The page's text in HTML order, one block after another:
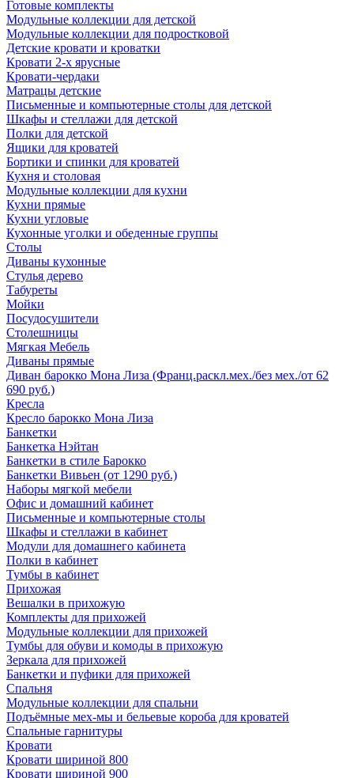
Готовые комплекты
Модульные коллекции для детской
Модульные коллекции для подростковой
Детские кровати и кроватки
Кровати 2-х ярусные
Кровати-чердаки
Матрацы детские
Письменные и компьютерные столы для детской
Шкафы и стеллажи для детской
Полки для детской
Ящики для кроватей
Бортики и спинки для кроватей
Кухня и столовая
Модульные коллекции для кухни
Кухни прямые
Кухни угловые
Кухонные уголки и обеденные группы
Столы
Диваны кухонные
Стулья дерево
Табуреты
Мойки
Посудосушители
Столешницы
Мягкая Мебель
Диваны прямые
Диван барокко Мона Лиза (Франц.раскл.мех./без мех./от 62
690 руб.)
Кресла
Кресло барокко Мона Лиза
Банкетки
Банкетка Нэйтан
Банкетки в стиле Барокко
Банкетки Вивьен (от 1290 руб.)
Наборы мягкой мебели
Офис и домашний кабинет
Письменные и компьютерные столы
Шкафы и стеллажи в кабинет
Модули для домашнего кабинета
Полки в кабинет
Тумбы в кабинет
Прихожая
Вешалки в прихожую
Комплекты для прихожей
Модульные коллекции для прихожей
Тумбы для обуви и комоды в прихожую
Зеркала для прихожей
Банкетки и пуфики для прихожей
Спальня
Модульные коллекции для спальни
Подъёмные мех-мы и бельевые короба для кроватей
Спальные гарнитуры
Кровати
Кровати шириной 800
Кровати шириной 900